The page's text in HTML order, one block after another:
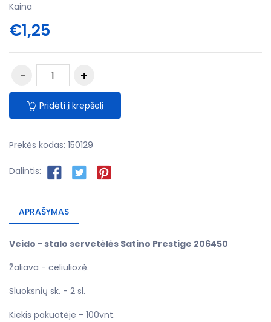
Kaina
€1,25
Pridėti į krepšelį
Prekės kodas: 150129
Dalintis:
APRAŠYMAS
Veido - stalo servetėlės Satino Prestige 206450
Žaliava - celiuliozė.
Sluoksnių sk. - 2 sl.
Kiekis pakuotėje - 100vnt.